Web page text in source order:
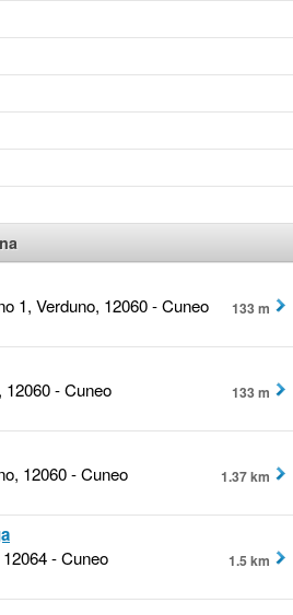
1, Verduno, 12060 - Cuneo
133 m
12060 - Cuneo
133 m
12060 - Cuneo
1.37 km
- Cuneo
1.5 km